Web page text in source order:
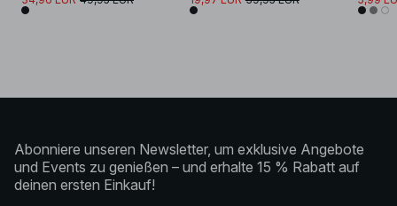
Abonniere unseren Newsletter, um exklusive Angebote
und Events zu genießen – und erhalte 15 % Rabatt auf
deinen ersten Einkauf!